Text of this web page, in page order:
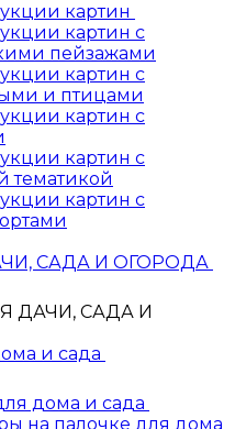
картин
картин с
пейзажами
картин с
и птицами
картин с
картин с
тематикой
картин с
САДА И ОГОРОДА
ДАЧИ, САДА И
и сада
дома и сада
на палочке для дома